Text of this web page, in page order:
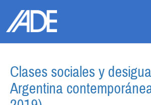
Clases sociales y
Argentina